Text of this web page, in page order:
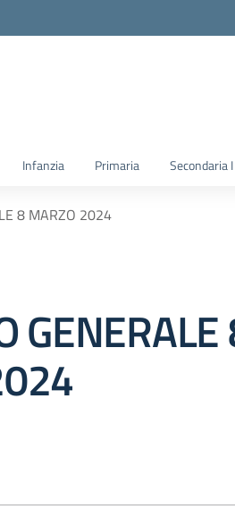
Infanzia Primaria Secondaria
8 MARZO 2024
GENERALE